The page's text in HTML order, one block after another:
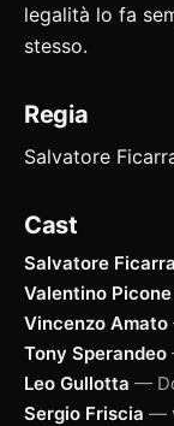
legalità lo fa
stesso.
Regia
Salvatore
Cast
Salvatore Ficarra
Valentino Picone
Vincenzo Amato
Tony Sperandeo
Leo Gullotta —
Sergio Friscia —